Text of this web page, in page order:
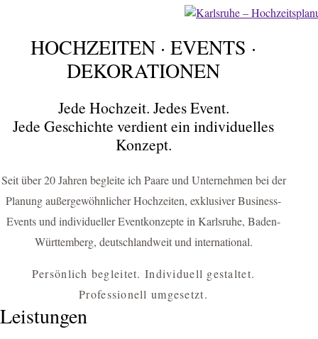
FÜR KARLSRUHE & UMGEBUNG
HOCHZEITEN
DEKORATIONEN
Hochzeitsplanerin Karlsruhe & Eventagentur für einzigartige
HOCHZEIT PLANEN
BUSINESS-EVENT ANFRAGEN
HOCHZEITEN · EVENTS ·
DEKORATIONEN
Jede Hochzeit. Jedes Event.
Jede Geschichte verdient ein individuelles
Konzept.
Seit über 20 Jahren begleite ich Paare und Unternehmen bei der
Planung außergewöhnlicher Hochzeiten, exklusiver Business-
Events und individueller Eventkonzepte in Karlsruhe, Baden-
Württemberg, deutschlandweit und international.
Persönlich begleitet. Individuell gestaltet.
Professionell umgesetzt.
Leistungen